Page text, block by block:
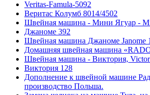
Veritas-Famula-5092
Веритас Колумб 8014/4502
Швейная машина - Мини Ягуар -
Джаноме 392
Швейная машина Джаноме Janome
Домашняя швейная машина
Швейная машина - Виктория,
Виктория 128
Дополнение к швейной машине
производство Польша.